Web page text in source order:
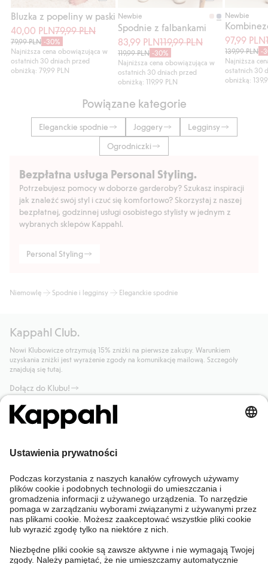
Kup
Bluzka z popeliny w paski
40,00 PLN79,99 PLN
79,99 PLN -30%
Najniższa cena obowiązująca w
ostatnich 30 dniach przed
obniżką: 79,99 PLN
Kup
Newbie
Spodnie z falbankami
83,99 PLN119,99 PLN
119,99 PLN -30%
Najniższa cena obowiązująca w
ostatnich 30 dniach przed
obniżką: 119,99 PLN
Newbie
97,99 PLN
139,99 PLN -
Najniższa
ostatnich 30
obniżką:
Powiązane kategorie
Eleganckie spodnie Joggery
Legginsy
Ogrodniczki
Bezpłatna usługa Personal Styling.
Potrzebujesz pomocy w doborze garderoby? Szukasz inspiracji
jak znaleźć swój styl i czuć się komfortowo? Skorzystaj z naszej
bezpłatnej, godzinnej usługi osobistego stylisty w jednym z
wybranych sklepów Kappahl.
Personal Styling
Niemowlę Spodnie i legginsy Eleganckie spodnie
Kappahl Club.
Nowi Klubowicze otrzymują 15% zniżki na pierwsze zakupy. Warunkiem
uzyskania zniżki jest wyrażenie zgody na komunikację mailową. Szczegóły
znajdują się tutaj.
Dołącz do Klubu!
Potrzebujesz pomocy?
Sklep internetowy
Częste pytania
Kappahl Club